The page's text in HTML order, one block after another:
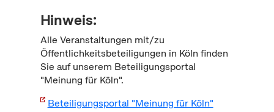
Hinweis:
Alle Veranstaltungen mit/zu
Öffentlichkeitsbeteiligungen in Köln finden
Sie auf unserem Beteiligungsportal
"Meinung für Köln".
Beteiligungsportal "Meinung für Köln"